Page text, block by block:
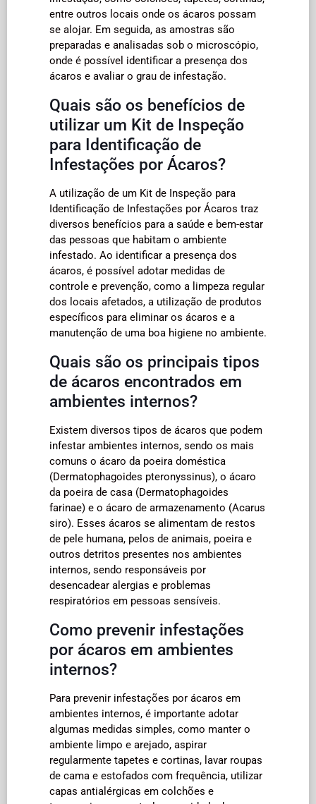
entre outros locais onde os ácaros possam
se alojar. Em seguida, as amostras são
preparadas e analisadas sob o microscópio,
onde é possível identificar a presença dos
ácaros e avaliar o grau de infestação.
Quais são os benefícios de
utilizar um Kit de Inspeção
para Identificação de
Infestações por Ácaros?
A utilização de um Kit de Inspeção para
Identificação de Infestações por Ácaros traz
diversos benefícios para a saúde e bem-estar
das pessoas que habitam o ambiente
infestado. Ao identificar a presença dos
ácaros, é possível adotar medidas de
controle e prevenção, como a limpeza regular
dos locais afetados, a utilização de produtos
específicos para eliminar os ácaros e a
manutenção de uma boa higiene no ambiente.
Quais são os principais tipos
de ácaros encontrados em
ambientes internos?
Existem diversos tipos de ácaros que podem
infestar ambientes internos, sendo os mais
comuns o ácaro da poeira doméstica
(Dermatophagoides pteronyssinus), o ácaro
da poeira de casa (Dermatophagoides
farinae) e o ácaro de armazenamento (Acarus
siro). Esses ácaros se alimentam de restos
de pele humana, pelos de animais, poeira e
outros detritos presentes nos ambientes
internos, sendo responsáveis por
desencadear alergias e problemas
respiratórios em pessoas sensíveis.
Como prevenir infestações
por ácaros em ambientes
internos?
Para prevenir infestações por ácaros em
ambientes internos, é importante adotar
algumas medidas simples, como manter o
ambiente limpo e arejado, aspirar
regularmente tapetes e cortinas, lavar roupas
de cama e estofados com frequência, utilizar
capas antialérgicas em colchões e